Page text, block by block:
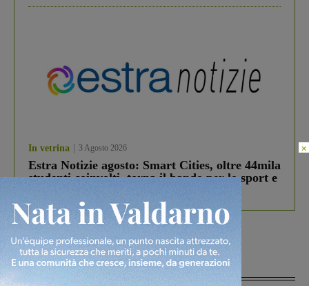
In vetrina 3 Agosto 2026
Estra Notizie agosto: Smart Cities, oltre 44mila
studenti coinvolti, torna il bando per lo sport e
Più lette
×